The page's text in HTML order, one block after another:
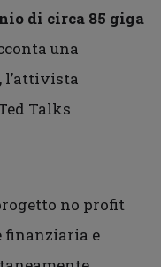
di circa 85 giga
una
l’attivista
Talks
no profit
finanziaria e